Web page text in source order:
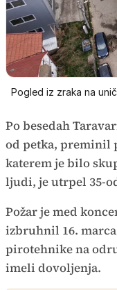
Pogled iz zraka na
Po besedah
od petka, preminil
katerem je bilo
ljudi, je utrpel 35-
Požar je med
izbruhnil 16.
pirotehnike na
imeli dovoljenja.